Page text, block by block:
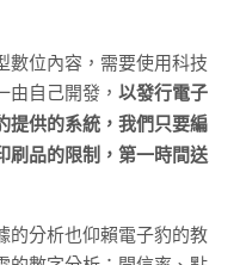
數位內容，需要使用科技
自己開發， 以發行電子
提供的系統，我們只要編
刷品的限制，第一時間送
的分析也仰賴電子豹的教